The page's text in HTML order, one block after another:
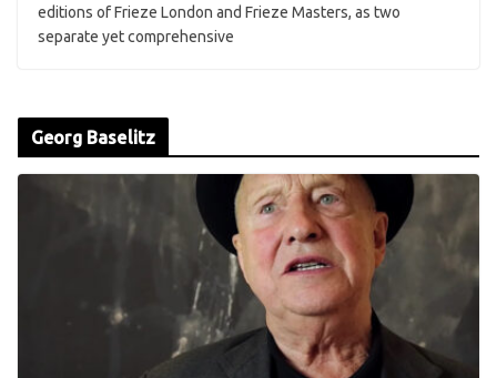
editions of Frieze London and Frieze Masters, as two
separate yet comprehensive
Georg Baselitz